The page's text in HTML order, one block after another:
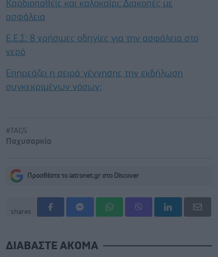
Καρδιοπαθείς και καλοκαίρι: Διακοπές με
ασφάλεια
Ε.E.Σ: 8 χρήσιμες οδηγίες για την ασφάλεια στο
νερό
Επηρεάζει η σειρά γέννησης την εκδήλωση
συγκεκριμένων νόσων;
#TAGS
Παχυσαρκία
Προσθέστε το iatronet.gr στο Discover
shares
ΔΙΑΒΑΣΤΕ ΑΚΟΜΑ